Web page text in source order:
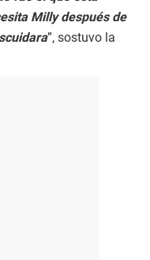
Milly después de
”, sostuvo la